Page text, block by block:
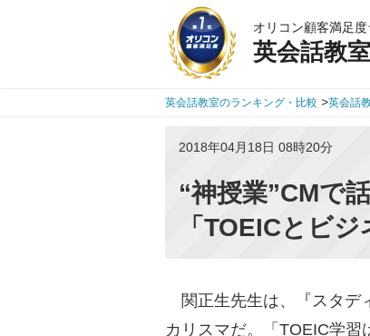
オリコン顧客満足
英会話教室
英会話教室のランキング・比較 >英会話
2018年04月18日 08時20分
“神授業”CMで
「TOEICとビジ
関正生先生は、『スタデ
カリスマだ。「TOEIC学